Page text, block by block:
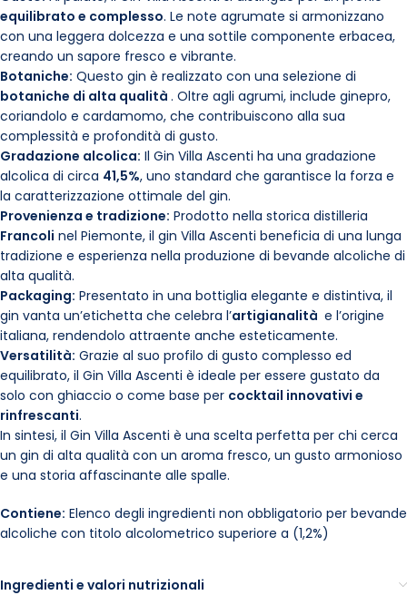
equilibrato e complesso. Le note agrumate si armonizzano
con una leggera dolcezza e una sottile componente erbacea,
creando un sapore fresco e vibrante.
Botaniche: Questo gin è realizzato con una selezione di
botaniche di alta qualità . Oltre agli agrumi, include ginepro,
coriandolo e cardamomo, che contribuiscono alla sua
complessità e profondità di gusto.
Gradazione alcolica: Il Gin Villa Ascenti ha una gradazione
alcolica di circa 41,5%, uno standard che garantisce la forza e
la caratterizzazione ottimale del gin.
Provenienza e tradizione: Prodotto nella storica distilleria
Francoli nel Piemonte, il gin Villa Ascenti beneficia di una lunga
tradizione e esperienza nella produzione di bevande alcoliche di
alta qualità.
Packaging: Presentato in una bottiglia elegante e distintiva, il
gin vanta un’etichetta che celebra l’artigianalità e l’origine
italiana, rendendolo attraente anche esteticamente.
Versatilità: Grazie al suo profilo di gusto complesso ed
equilibrato, il Gin Villa Ascenti è ideale per essere gustato da
solo con ghiaccio o come base per cocktail innovativi e
rinfrescanti.
In sintesi, il Gin Villa Ascenti è una scelta perfetta per chi cerca
un gin di alta qualità con un aroma fresco, un gusto armonioso
e una storia affascinante alle spalle.
Contiene: Elenco degli ingredienti non obbligatorio per bevande
alcoliche con titolo alcolometrico superiore a (1,2%)
Ingredienti e valori nutrizionali